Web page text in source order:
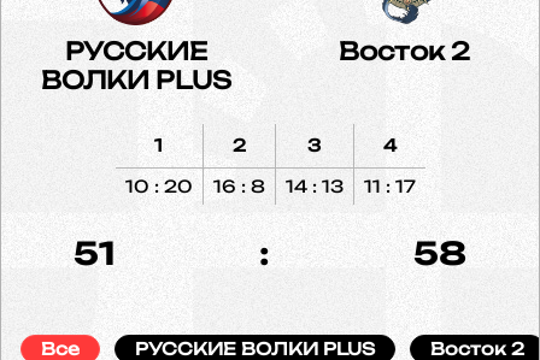
РУССКИЕ
ВОЛКИ PLUS
Восток 2
1
10 : 20
2
16 : 8
3
14 : 13
4
11 : 17
51 : 58
Все РУССКИЕ ВОЛКИ PLUS Восток 2